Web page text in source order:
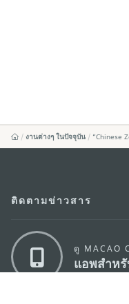
งานต่างๆ ในปัจจุบัน “Chinese
ติดตามข่าวสาร
ดู MACAO
แอพสำห